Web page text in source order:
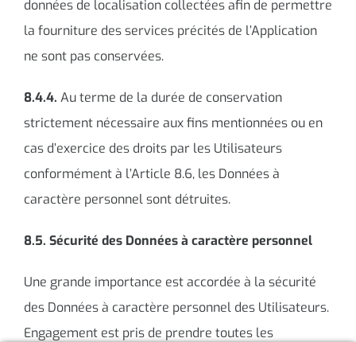
données de localisation collectées afin de permettre
la fourniture des services précités de l’Application
ne sont pas conservées.
8.4.4. Au terme de la durée de conservation
strictement nécessaire aux fins mentionnées ou en
cas d’exercice des droits par les Utilisateurs
conformément à l’Article 8.6, les Données à
caractère personnel sont détruites.
8.5. Sécurité des Données à caractère personnel
Une grande importance est accordée à la sécurité
des Données à caractère personnel des Utilisateurs.
Engagement est pris de prendre toutes les